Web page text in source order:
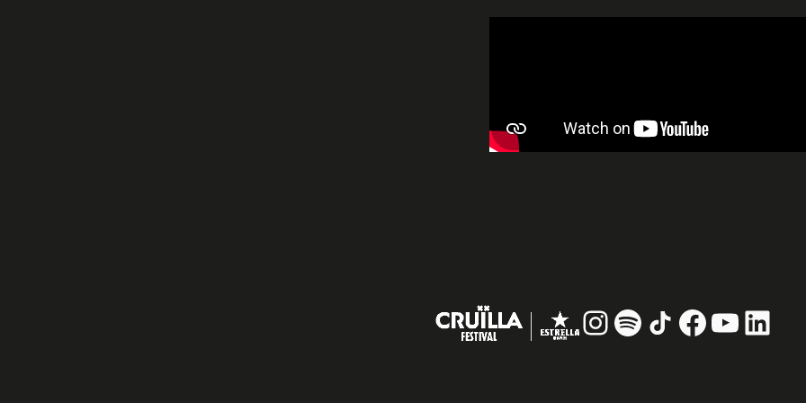
Instagram
# TikTokFacebook
YouTube